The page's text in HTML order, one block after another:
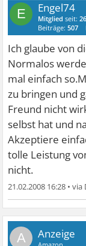
E Engel74
Mitglied seit:
Beiträge:507
Ich glaube von
Normalos
mal einfach
zu bringen und
Freund nicht
selbst hat und
Akzeptiere
tolle Leistung
nicht.
21.02.2008 16:28 •
A